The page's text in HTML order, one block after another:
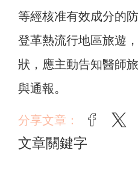
等經核准有效成分的
登革熱流行地區旅遊
狀，應主動告知醫師
與通報。
分享文章：
文章關鍵字